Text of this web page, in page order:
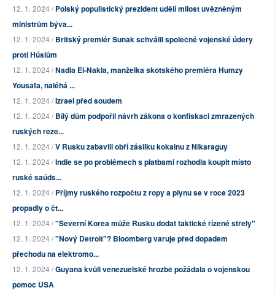
12. 1. 2024 /Polský populistický prezident udělí milost uvězněným
ministrům býva...
12. 1. 2024 /Britský premiér Sunak schválil společné vojenské údery
proti Húsiům
12. 1. 2024 /Nadia El-Nakla, manželka skotského premiéra Humzy
Yousafa, naléhá ...
12. 1. 2024 /Izrael před soudem
12. 1. 2024 /Bílý dům podpořil návrh zákona o konfiskaci zmrazených
ruských reze...
12. 1. 2024 /V Rusku zabavili obří zásilku kokainu z Nikaraguy
12. 1. 2024 /Indie se po problémech s platbami rozhodla koupit místo
ruské saúds...
12. 1. 2024 /Příjmy ruského rozpočtu z ropy a plynu se v roce 2023
propadly o čt...
12. 1. 2024 /"Severní Korea může Rusku dodat taktické řízené střely"
12. 1. 2024 /"Nový Detroit"? Bloomberg varuje před dopadem
přechodu na elektromo...
12. 1. 2024 /Guyana kvůli venezuelské hrozbě požádala o vojenskou
pomoc USA